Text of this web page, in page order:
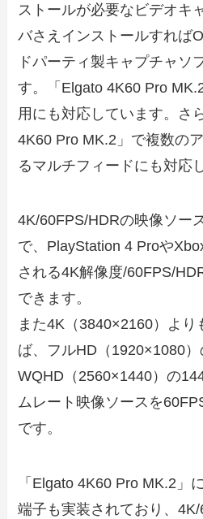
ストールが必要なビデオキ
バさえインストールすれば
ドパーティ製キャプチャソ
す。「Elgato 4K60 Pro
用にも対応しています。さ
4K60 Pro MK.2」で複数の
るマルチフィードにも対応
4K/60FPS/HDRの映像ソー
で、PlayStation 4 Proや
される4K解像度/60FPS/
できます。
また4K（3840×2160）よ
ば、フルHD（1920×1080）
WQHD（2560×1440）の
ムレート映像ソースを
です。
「Elgato 4K60 Pro MK.2」
端子も実装されており、